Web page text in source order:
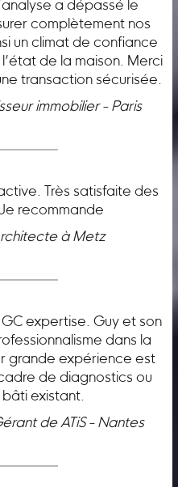
a dépassé le
complètement nos
un climat de confiance
de la maison. Merci
transaction sécurisée.
immobilier - Paris
Très satisfaite des
recommande
à Metz
expertise. Guy et son
dans la
grande expérience est
de diagnostics ou
bâti existant.
de ATiS - Nantes